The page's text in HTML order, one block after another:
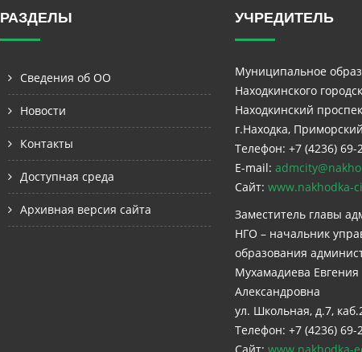
РАЗДЕЛЫ
Сведения об ОО
Новости
Контакты
Доступная среда
Архивная версия сайта
УЧРЕДИТЕЛЬ
Муниципальное
Находкинского
Находкинский
г.Находка,
Телефон: +7 (4236) 69-
E-mail:
Сайт: www.nakhodka-
Заместитель главы
НГО – начальник
образования
Мухамадиева Евгения
Александровна
ул. Школьная, д.7,
Телефон: +7 (4236) 69-